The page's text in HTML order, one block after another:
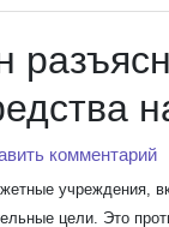
комментарий
учреждения,
цели. Это